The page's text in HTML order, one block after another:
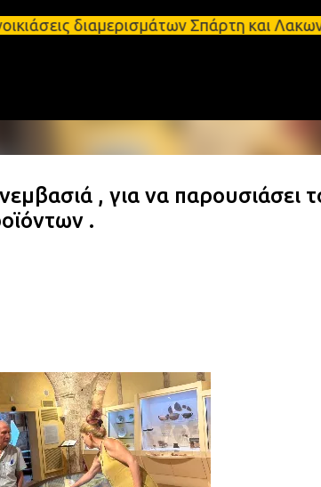
Μετάβαση στο κύριο
Σπάρτη και Λακωνία
, για να παρουσιάσει
.